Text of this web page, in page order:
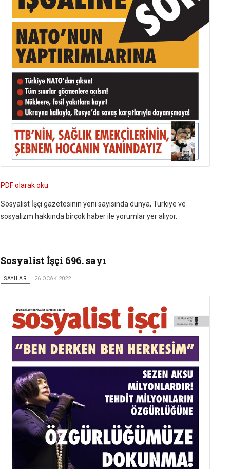
PDF olarak oku
Sosyalist İşçi gazetesinin yeni sayısında dünya, Türkiye ve
sosyalizm hakkında birçok haber ile yorumlar yer alıyor.
Sosyalist İşçi 696. sayı
SAYILAR 26 OCAK 2022